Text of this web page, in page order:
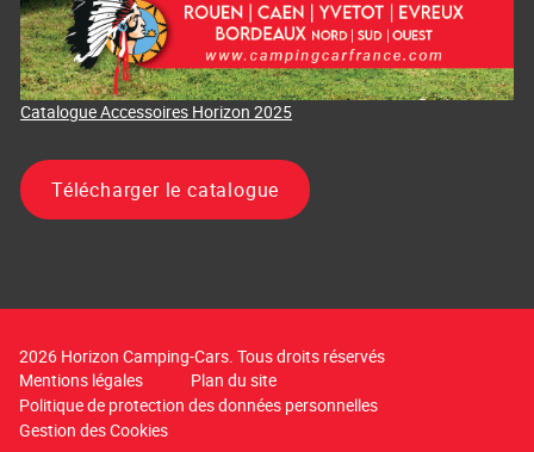
Catalogue Accessoires Horizon 2025
Télécharger le catalogue
2026 Horizon Camping-Cars. Tous droits réservés
Mentions légales
Plan du site
Politique de protection des données personnelles
Gestion des Cookies